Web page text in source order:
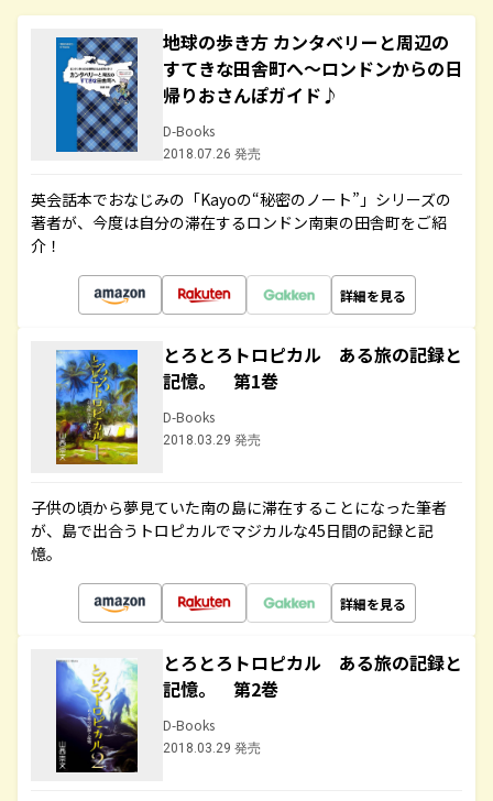
地球の歩き方 カンタベリーと周辺の
すてきな田舎町へ～ロンドンからの日
帰りおさんぽガイド♪
D-Books
2018.07.26 発売
英会話本でおなじみの「Kayoの“秘密のノート”」シリーズの
著者が、今度は自分の滞在するロンドン南東の田舎町をご紹
介！
詳細を見る
とろとろトロピカル ある旅の記録と
記憶。 第1巻
D-Books
2018.03.29 発売
子供の頃から夢見ていた南の島に滞在することになった筆者
が、島で出合うトロピカルでマジカルな45日間の記録と記
憶。
詳細を見る
とろとろトロピカル ある旅の記録と
記憶。 第2巻
D-Books
2018.03.29 発売